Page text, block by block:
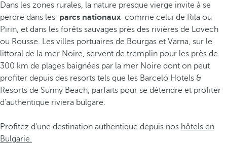
Dans les zones rurales, la nature presque vierge invite à se
perdre dans les parcs nationaux comme celui de Rila ou
Pirin, et dans les forêts sauvages près des rivières de Lovech
ou Rousse. Les villes portuaires de Bourgas et Varna, sur le
littoral de la mer Noire, servent de tremplin pour les près de
300 km de plages baignées par la mer Noire dont on peut
profiter depuis des resorts tels que les Barceló Hotels &
Resorts de Sunny Beach, parfaits pour se détendre et profiter
d'authentique riviera bulgare.
Profitez d'une destination authentique depuis nos hôtels en
Bulgarie.